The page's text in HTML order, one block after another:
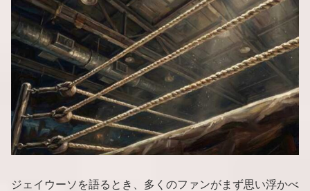
ジェイウーソを語るとき、多くのファンがまず思い浮かべ